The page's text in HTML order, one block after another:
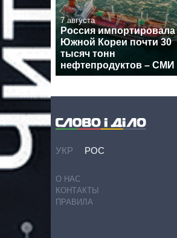
7 августа
Россия импортировала
Южной Кореи почти 30
тысяч тонн
нефтепродуктов – СМИ
УКР РОС
О НАС
КОНТАКТЫ
ПРАВИЛА